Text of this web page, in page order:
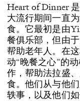
Heart of Dinner
大流行期间一直
食。它最初是由
餐俱乐部，但由
帮助老年人。在
动“晚餐之心”的
作，帮助法拉盛
食。他们从与他
轶事，以及他们